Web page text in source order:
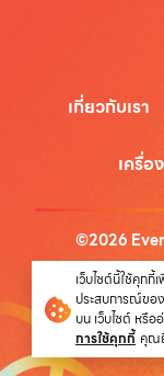
เกี่ยวกับเรา
เครื่อ
©2026
เว็บไซต์นี้ใช้คุกกี้
ประสบการณ์ขอ
บน เว็บไซต์ หรื
การใช้คุกกี้ คุณ